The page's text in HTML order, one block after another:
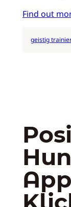
Find out
geistig